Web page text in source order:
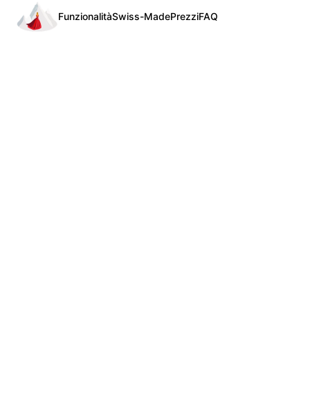
FunzionalitàSwiss-MadePrezziFAQ